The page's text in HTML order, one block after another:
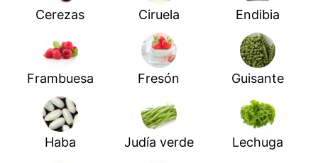
Cerezas Ciruela Endibia
Frambuesa Fresón Guisante
Haba Judía verde Lechuga